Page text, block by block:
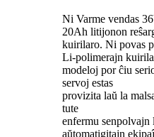
Ni Varme vendas
20Ah litijonon
kuirilaro. Ni povas
Li-polimerajn
modeloj por ĉiu
servoj estas
provizita laŭ la
tute
enfermu
aŭtomatigitajn